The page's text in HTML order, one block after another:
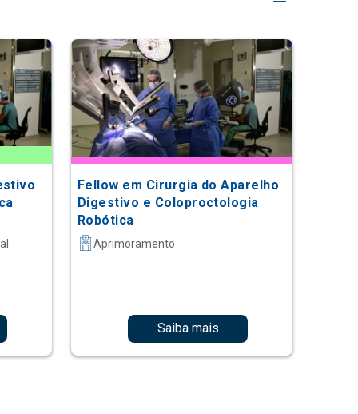
Fellow em Cirurgia do Aparelho
Digestivo e Coloproctologia
Robótica
Aprimoramento
Saiba mais